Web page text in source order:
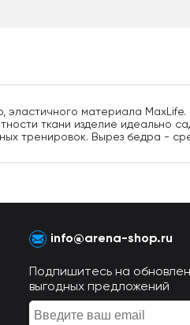
эластичного материала
ткани изделие идеально
тренировок. Вырез бедра -
info@arena-shop.ru
Подпишитесь на
выгодных предложений